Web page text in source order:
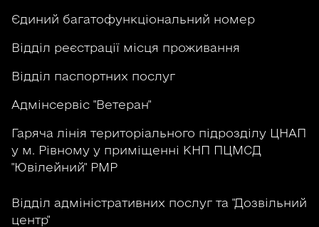
Єдиний багатофункціональний номер
Відділ реєстрації місця проживання
Відділ паспортних послуг
Адмінсервіс "Ветеран"
Гаряча лінія територіального підрозділу ЦНАП
у м. Рівному у приміщенні КНП ПЦМСД
"Ювілейний" РМР
Відділ адміністративних послуг та "Дозвільний
центр"